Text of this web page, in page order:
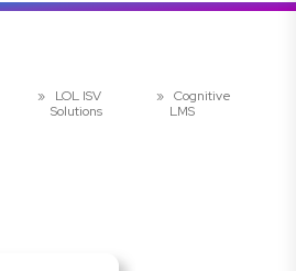
»
LOL ISV
Solutions
» Cognitive
LMS